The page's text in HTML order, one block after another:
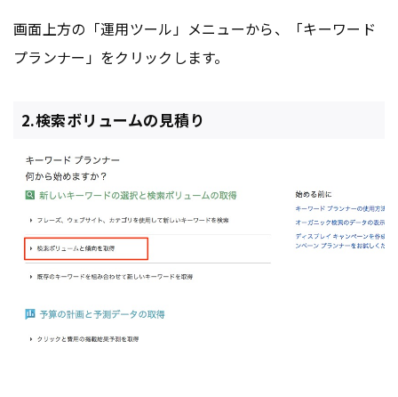
画面上方の「運用ツール」メニューから、「キーワード
プランナー」をクリックします。
2.検索ボリュームの見積り